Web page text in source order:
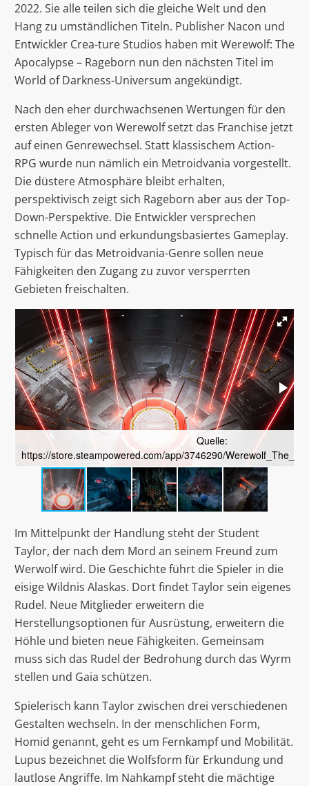
2022. Sie alle teilen sich die gleiche Welt und den
Hang zu umständlichen Titeln. Publisher Nacon und
Entwickler Crea-ture Studios haben mit Werewolf: The
Apocalypse – Rageborn nun den nächsten Titel im
World of Darkness-Universum angekündigt.
Nach den eher durchwachsenen Wertungen für den
ersten Ableger von Werewolf setzt das Franchise jetzt
auf einen Genrewechsel. Statt klassischem Action-
RPG wurde nun nämlich ein Metroidvania vorgestellt.
Die düstere Atmosphäre bleibt erhalten,
perspektivisch zeigt sich Rageborn aber aus der Top-
Down-Perspektive. Die Entwickler versprechen
schnelle Action und erkundungsbasiertes Gameplay.
Typisch für das Metroidvania-Genre sollen neue
Fähigkeiten den Zugang zu zuvor versperrten
Gebieten freischalten.
Quelle:
https://store.steampowered.com/app/3746290/
Im Mittelpunkt der Handlung steht der Student
Taylor, der nach dem Mord an seinem Freund zum
Werwolf wird. Die Geschichte führt die Spieler in die
eisige Wildnis Alaskas. Dort findet Taylor sein eigenes
Rudel. Neue Mitglieder erweitern die
Herstellungsoptionen für Ausrüstung, erweitern die
Höhle und bieten neue Fähigkeiten. Gemeinsam
muss sich das Rudel der Bedrohung durch das Wyrm
stellen und Gaia schützen.
Spielerisch kann Taylor zwischen drei verschiedenen
Gestalten wechseln. In der menschlichen Form,
Homid genannt, geht es um Fernkampf und Mobilität.
Lupus bezeichnet die Wolfsform für Erkundung und
lautlose Angriffe. Im Nahkampf steht die mächtige